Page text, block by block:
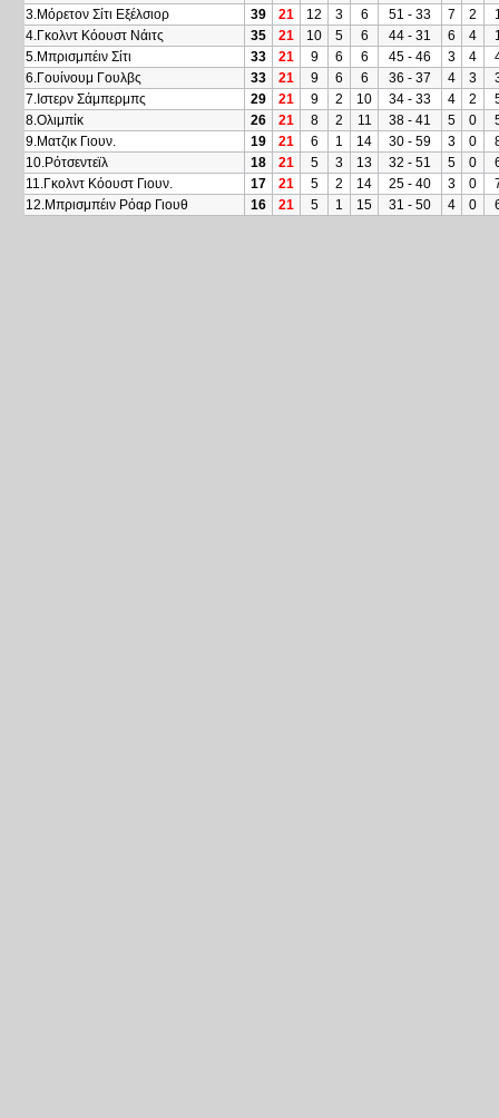
3.Μόρετον Σίτι Εξέλσιορ
39 21 12 3 6 51 - 33 7 2
4.Γκολντ Κόουστ Νάιτς
35 21 10 5 6 44 - 31 6 4
5.Μπρισμπέιν Σίτι
33 21 9 6 6 45 - 46 3 4
6.Γουίνουμ Γουλβς
33 21 9 6 6 36 - 37 4 3
7.Ιστερν Σάμπερμπς
29 21 9 2 10 34 - 33 4 2
8.Ολιμπίκ
26 21 8 2 11 38 - 41 5 0
9.Ματζικ Γιουν.
19 21 6 1 14 30 - 59 3 0
10.Ρότσεντεϊλ
18 21 5 3 13 32 - 51 5 0
11.Γκολντ Κόουστ Γιουν.
17 21 5 2 14 25 - 40 3 0
12.Μπρισμπέιν Ρόαρ Γιουθ
16 21 5 1 15 31 - 50 4 0